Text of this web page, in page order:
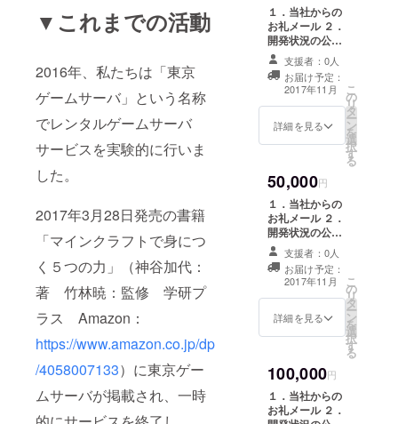
▼これまでの活動
2016年、私たちは「東京
ゲームサーバ」という名称
でレンタルゲームサーバ
サービスを実験的に行いま
した。
2017年3月28日発売の書籍
「マインクラフトで身につ
く５つの力」（神谷加代：
著 竹林暁：監修 学研プ
ラス Amazon：
https://www.amazon.co.jp/dp
/4058007133）に東京ゲー
ムサーバが掲載され、一時
番のものです。
４番は準備がで
き次第発送しま
す。
１．当社からの
お礼メール ２．
開発状況の公開
３．FujiSabaク
ローズドβテス
ト３０日間無料
チケット（２
枚・メール送付
になります。）
お届予定は１，
２，３番のもの
です。４番は準
備ができ次第発
送します。
支援者：0人
お届け予定：
2017年11月
詳細を見る
こ
の
リ
タ
ー
ン
を
選
択
す
る
50,000円
１．当社からの
お礼メール ２．
開発状況の公開
３．FujiSabaク
ローズドβテス
ト３０日間無料
チケット（３
枚・メール送付
になります）
５．FujiSabaオ
リジナルクリア
ファイル（２
枚） ※お届予定
支援者：0人
お届け予定：
2017年11月
詳細を見る
こ
の
リ
タ
ー
ン
を
選
択
す
る
100,000円
１．当社からの
お礼メール ２．